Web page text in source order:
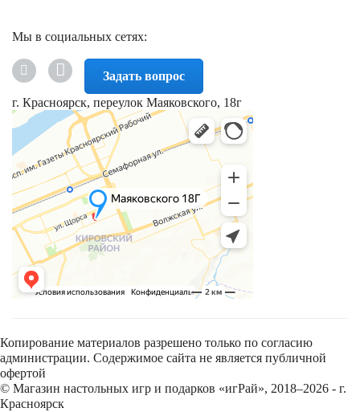
Мы в социальных сетях:
Задать вопрос
г. Красноярск, переулок Маяковского, 18г
Копирование материалов разрешено только по согласию
администрации. Содержимое сайта не является публичной
офертой
© Магазин настольных игр и подарков «игРай», 2018–2026 - г.
Красноярск